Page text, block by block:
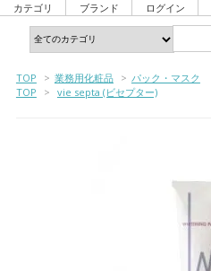
カテゴリ ブランド ログイン
TOP > 業務用化粧品 > パック・マスク
TOP
> vie septa (ビセプター)